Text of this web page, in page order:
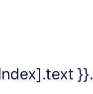
}}.